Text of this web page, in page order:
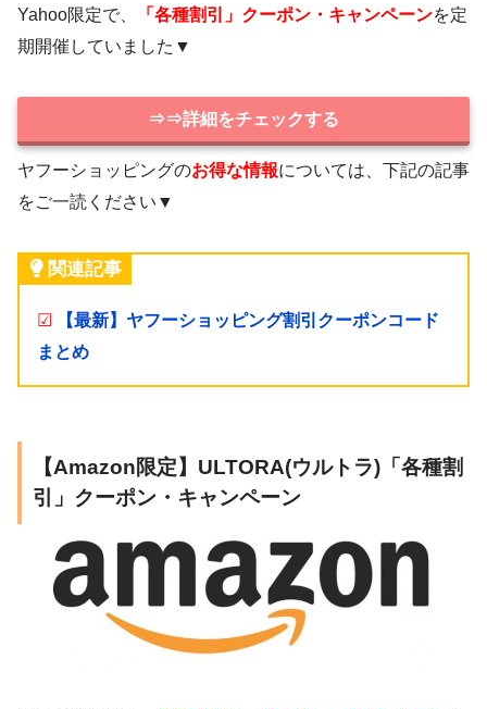
Yahoo限定で、 「各種割引」クーポン・キャンペーンを定
期開催していました▼
⇒⇒詳細をチェックする
ヤフーショッピングのお得な情報については、下記の記事
をご一読ください▼
関連記事
☑
【最新】ヤフーショッピング割引クーポンコード
まとめ
【Amazon限定】ULTORA(ウルトラ)「各種割
引」クーポン・キャンペーン